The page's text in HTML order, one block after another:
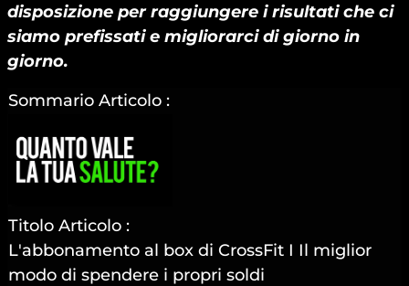
disposizione per raggiungere i risultati che ci
siamo prefissati e migliorarci di giorno in
giorno.
Sommario Articolo :
Titolo Articolo :
L'abbonamento al box di CrossFit I Il miglior
modo di spendere i propri soldi